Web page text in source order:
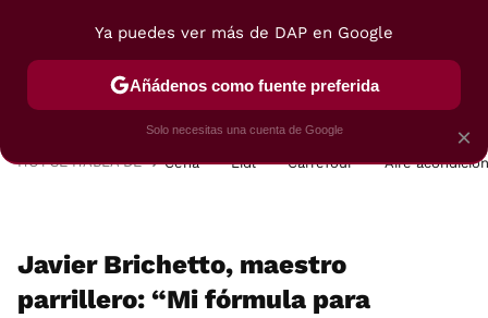
POSTRES VIAJES SELECCIÓN VEGUI
HOY SE HABLA DE Cena Lidl Carrefour Aire
Javier Brichetto, maestro
parrillero: “Mi fórmula para
×
Ya puedes ver más de DAP en Google
Añádenos como fuente preferida
Solo necesitas una cuenta de Google